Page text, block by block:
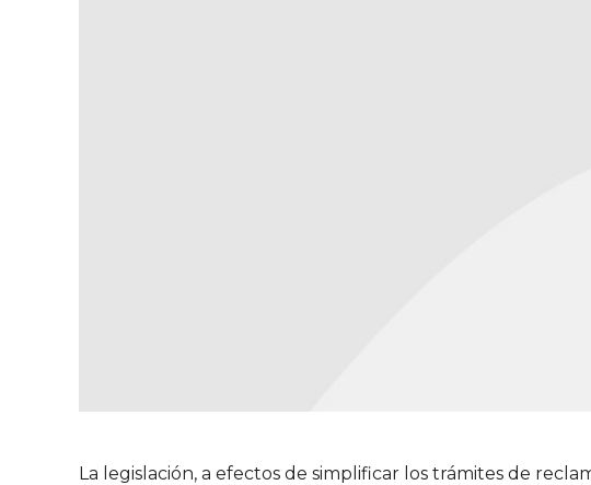
La legislación, a efectos de simplificar los trámites de